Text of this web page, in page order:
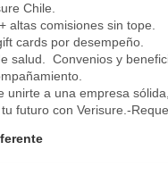
Chile.
altas comisiones sin tope.
cards por desempeño.
salud. Convenios y
unirte a una empresa
futuro con Verisure.-